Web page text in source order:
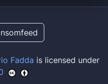
Fadda is licensed under